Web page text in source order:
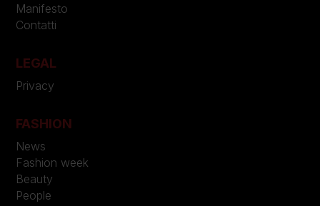
Manifesto
Contatti
LEGAL
Privacy
FASHION
News
Fashion week
Beauty
People